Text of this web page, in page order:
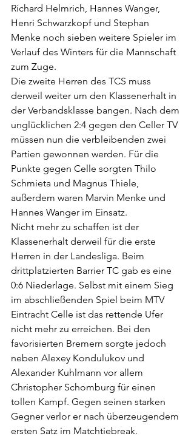
Richard Helmrich, Hannes Wanger,
Henri Schwarzkopf und Stephan
Menke noch sieben weitere Spieler im
Verlauf des Winters für die Mannschaft
zum Zuge.
Die zweite Herren des TCS muss
derweil weiter um den Klassenerhalt in
der Verbandsklasse bangen. Nach dem
unglücklichen 2:4 gegen den Celler TV
müssen nun die verbleibenden zwei
Partien gewonnen werden. Für die
Punkte gegen Celle sorgten Thilo
Schmieta und Magnus Thiele,
außerdem waren Marvin Menke und
Hannes Wanger im Einsatz.
Nicht mehr zu schaffen ist der
Klassenerhalt derweil für die erste
Herren in der Landesliga. Beim
drittplatzierten Barrier TC gab es eine
0:6 Niederlage. Selbst mit einem Sieg
im abschließenden Spiel beim MTV
Eintracht Celle ist das rettende Ufer
nicht mehr zu erreichen. Bei den
favorisierten Bremern sorgte jedoch
neben Alexey Kondulukov und
Alexander Kuhlmann vor allem
Christopher Schomburg für einen
tollen Kampf. Gegen seinen starken
Gegner verlor er nach überzeugendem
ersten Satz im Matchtiebreak.